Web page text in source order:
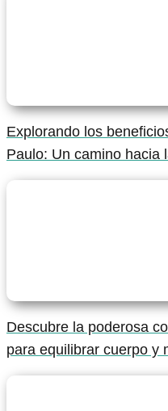
Explorando los
Paulo: Un camino hacia
Descubre la poderosa
para equilibrar cuerpo y